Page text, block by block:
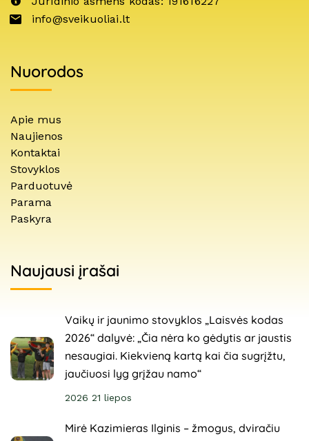
info@sveikuoliai.lt
Nuorodos
Apie mus
Naujienos
Kontaktai
Stovyklos
Parduotuvė
Parama
Paskyra
Naujausi įrašai
Vaikų ir jaunimo stovyklos „Laisvės kodas
2026“ dalyvė: „Čia nėra ko gėdytis ar jaustis
nesaugiai. Kiekvieną kartą kai čia sugrįžtu,
jaučiuosi lyg grįžau namo“
2026 21 liepos
Mirė Kazimieras Ilginis – žmogus, dviračiu